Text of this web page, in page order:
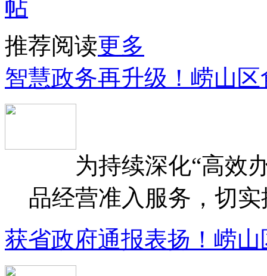
推荐阅读更多
智慧政务再升级！崂山
为持续深化“高效办
品经营准入服务，切
获省政府通报表扬！崂